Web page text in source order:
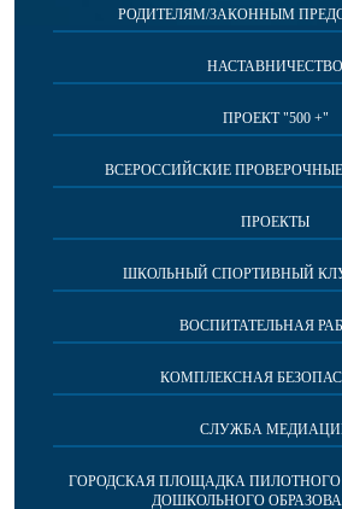
РОДИТЕЛЯМ/ЗАКОННЫМ
НАСТАВНИЧЕСТВО
ПРОЕКТ "500 +"
ВСЕРОССИЙСКИЕ
ПРОЕКТЫ
ШКОЛЬНЫЙ СПОРТИВНЫЙ
ВОСПИТАТЕЛЬНАЯ
КОМПЛЕКСНАЯ
СЛУЖБА
ГОРОДСКАЯ ПЛОЩАДКА
ДОШКОЛЬНОГО